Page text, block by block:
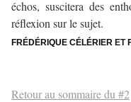
échos, suscitera des
réflexion sur le sujet.
FRÉDÉRIQUE CÉLÉRIER ET
Retour au sommaire du #2